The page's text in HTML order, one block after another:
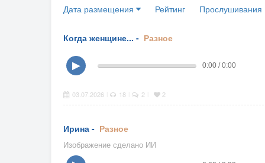
Дата размещения Рейтинг Прослушивания
Когда женщине... - Разное
▶ 0:00 / 0:00
03.07.2026 18 2 2
Ирина - Разное
Изображение сделано ИИ